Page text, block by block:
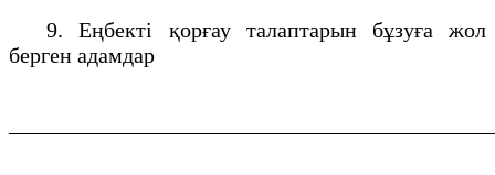
9. Еңбекті қорғау талаптарын бұзуға жол
берген адамдар